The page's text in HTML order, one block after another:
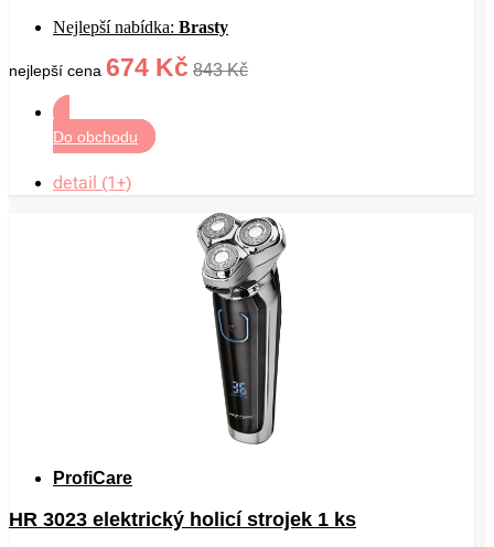
Nejlepší nabídka: Brasty
nejlepší cena 674 Kč 843 Kč
Do obchodu
detail (1+)
ProfiCare
HR 3023 elektrický holicí strojek 1 ks